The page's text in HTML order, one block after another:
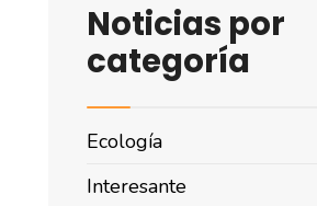
Noticias por
categoría
Ecología
Interesante